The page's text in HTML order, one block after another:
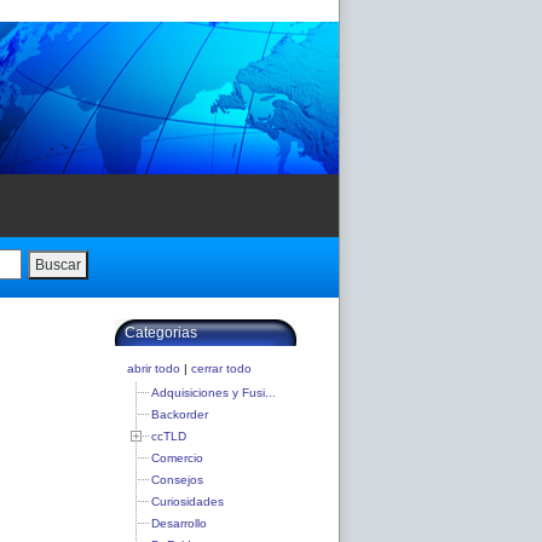
Buscar
Categorias
abrir todo | cerrar todo
Adquisiciones y Fusi...
Backorder
ccTLD
Comercio
Consejos
Curiosidades
Desarrollo